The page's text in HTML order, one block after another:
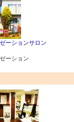
ーションサロン
ーション